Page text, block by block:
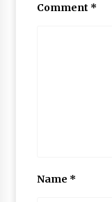
Comment *
Name *